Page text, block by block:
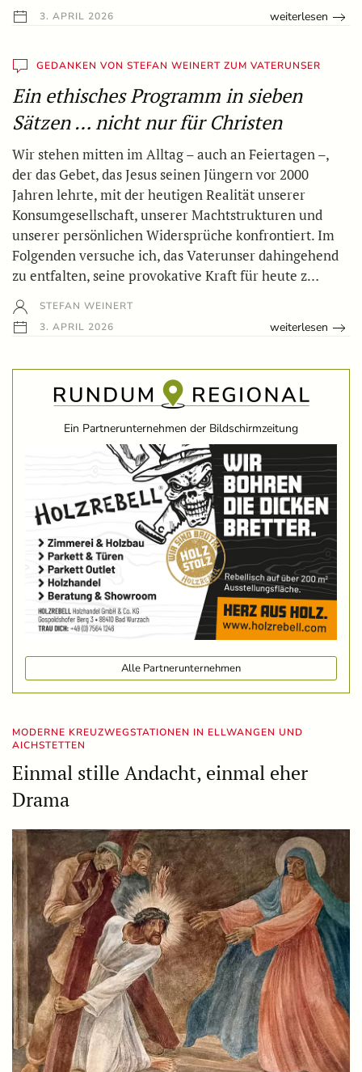
3. APRIL 2026 weiterlesen
GEDANKEN VON STEFAN WEINERT ZUM VATERUNSER
Ein ethisches Programm in sieben
Sätzen … nicht nur für Christen
Wir stehen mitten im Alltag – auch an Feiertagen –,
der das Gebet, das Jesus seinen Jüngern vor 2000
Jahren lehrte, mit der heutigen Realität unserer
Konsumgesellschaft, unserer Machtstrukturen und
unserer persönlichen Widersprüche konfrontiert. Im
Folgenden versuche ich, das Vaterunser dahingehend
zu entfalten, seine provokative Kraft für heute z…
STEFAN WEINERT
3. APRIL 2026
weiterlesen
Ein Partnerunternehmen der Bildschirmzeitung
Alle Partnerunternehmen
MODERNE KREUZWEGSTATIONEN IN ELLWANGEN UND
AICHSTETTEN
Einmal stille Andacht, einmal eher
Drama